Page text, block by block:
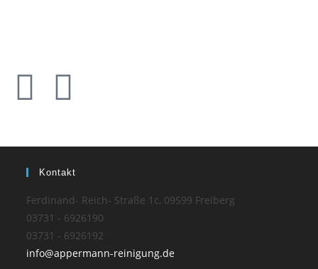
Kontakt
Ferdinand- Reich- Straße 1c, 09599 Freiberg
03731 - 6926190
03731 - 6926192
info@appermann-reinigung.de